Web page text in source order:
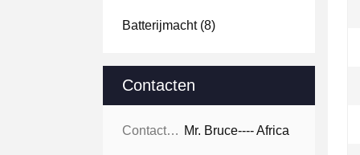
Batterijmacht(8)
Contacten
Contacten: Mr. Bruce---- Africa